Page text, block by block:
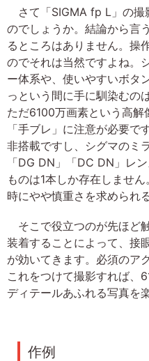
さて「SIGMA fp L」の撮
のでしょうか。結論から言
るところはありません。操
のでそれは当然ですよね。
ー体系や、使いやすいボタ
っという間に手に馴染むの
ただ6100万画素という高
「手ブレ」に注意が必要で
非搭載ですし、シグマのミ
「DG DN」「DC DN」レ
ものは1本しか存在しませ
時にやや慎重さを求められ
そこで役立つのが先ほど
装着することによって、接
が効いてきます。必須のア
これをつけて撮影すれば、
ディテールあふれる写真を
作例